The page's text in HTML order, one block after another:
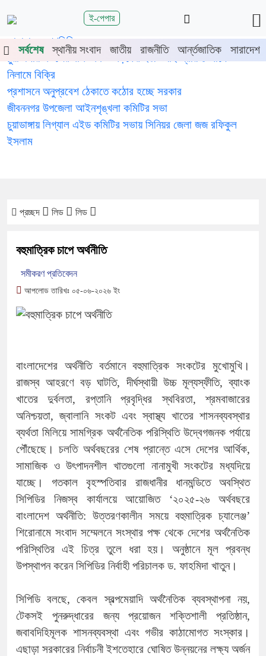
ই-পেপার
জুলাই গণঅভ্যুত্থানের দ্বিতীয় বর্ষপূর্তিতে চুয়াডাঙ্গা-মেহেরপুরে
জামায়াতের গণমিছিল
চুয়াডাঙ্গায় সওজের বাসভবন ও সড়কের ২৬টি গাছ প্রায় ৫ লাখে
নিলামে বিক্রি
প্রশাসনে অনুপ্রবেশ ঠেকাতে কঠোর হচ্ছে সরকার
জীবননগর উপজেলা আইনশৃঙ্খলা কমিটির সভা
চুয়াডাঙ্গায় লিগ্যাল এইড কমিটির সভায় সিনিয়র জেলা জজ রফিকুল
ইসলাম
সর্বশেষ স্থানীয় সংবাদ জাতীয় রাজনীতি আর্ন্তজাতিক সারাদেশ
প্রচ্ছদ লিড লিড
বহুমাত্রিক চাপে অর্থনীতি
সমীকরণ প্রতিবেদন
আপলোড তারিখঃ ০৫-০৬-২০২৬ ইং
বাংলাদেশের অর্থনীতি বর্তমানে বহুমাত্রিক সংকটের মুখোমুখি।
রাজস্ব আহরণে বড় ঘাটতি, দীর্ঘস্থায়ী উচ্চ মূল্যস্ফীতি, ব্যাংক
খাতের দুর্বলতা, রপ্তানি প্রবৃদ্ধির স্থবিরতা, শ্রমবাজারের
অনিশ্চয়তা, জ্বালানি সংকট এবং স্বাস্থ্য খাতের শাসনব্যবস্থার
ব্যর্থতা মিলিয়ে সামগ্রিক অর্থনৈতিক পরিস্থিতি উদ্বেগজনক পর্যায়ে
পৌঁছেছে। চলতি অর্থবছরের শেষ প্রান্তে এসে দেশের আর্থিক,
সামাজিক ও উৎপাদনশীল খাতগুলো নানামুখী সংকটের মধ্যদিয়ে
যাচ্ছে। গতকাল বৃহস্পতিবার রাজধানীর ধানমন্ডিতে অবস্থিত
সিপিডির নিজস্ব কার্যালয়ে আয়োজিত ‘২০২৫-২৬ অর্থবছরে
বাংলাদেশ অর্থনীতি: উত্তরণকালীন সময়ে বহুমাত্রিক চ্যালেঞ্জ’
শিরোনামে সংবাদ সম্মেলনে সংস্থার পক্ষ থেকে দেশের অর্থনৈতিক
পরিস্থিতির এই চিত্র তুলে ধরা হয়। অনুষ্ঠানে মূল প্রবন্ধ
উপস্থাপন করেন সিপিডির নির্বাহী পরিচালক ড. ফাহমিদা খাতুন।
সিপিডি বলছে, কেবল স্বল্পমেয়াদি অর্থনৈতিক ব্যবস্থাপনা নয়,
টেকসই পুনরুদ্ধারের জন্য প্রয়োজন শক্তিশালী প্রতিষ্ঠান,
জবাবদিহিমূলক শাসনব্যবস্থা এবং গভীর কাঠামোগত সংস্কার।
এছাড়া সরকারের নির্বাচনী ইশতেহারে ঘোষিত উন্নয়নের লক্ষ্য অর্জন